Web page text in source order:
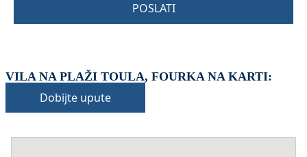
POSLATI
VILA NA PLAŽI TOULA, FOURKA NA KARTI:
Dobijte upute